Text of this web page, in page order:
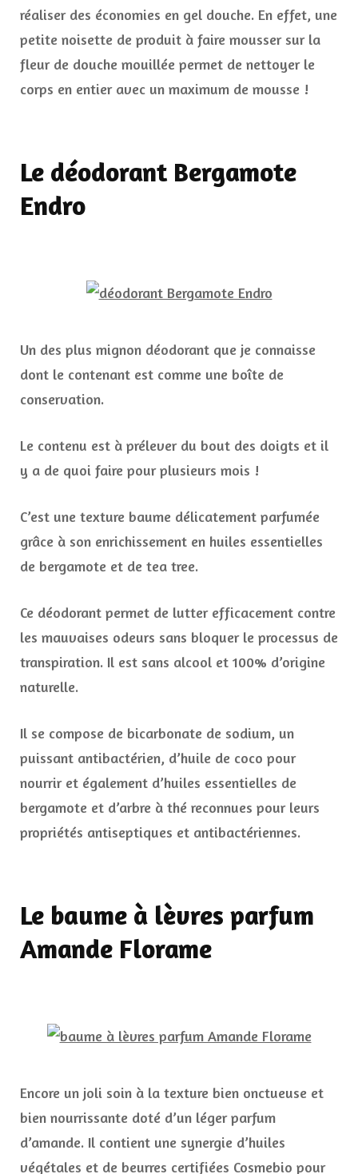
réaliser des économies en gel douche. En effet, une
petite noisette de produit à faire mousser sur la
fleur de douche mouillée permet de nettoyer le
corps en entier avec un maximum de mousse !
Le déodorant Bergamote
Endro
Un des plus mignon déodorant que je connaisse
dont le contenant est comme une boîte de
conservation.
Le contenu est à prélever du bout des doigts et il
y a de quoi faire pour plusieurs mois !
C’est une texture baume délicatement parfumée
grâce à son enrichissement en huiles essentielles
de bergamote et de tea tree.
Ce déodorant permet de lutter efficacement contre
les mauvaises odeurs sans bloquer le processus de
transpiration. Il est sans alcool et 100% d’origine
naturelle.
Il se compose de bicarbonate de sodium, un
puissant antibactérien, d’huile de coco pour
nourrir et également d’huiles essentielles de
bergamote et d’arbre à thé reconnues pour leurs
propriétés antiseptiques et antibactériennes.
Le baume à lèvres parfum
Amande Florame
Encore un joli soin à la texture bien onctueuse et
bien nourrissante doté d’un léger parfum
d’amande. Il contient une synergie d’huiles
végétales et de beurres certifiées Cosmebio pour